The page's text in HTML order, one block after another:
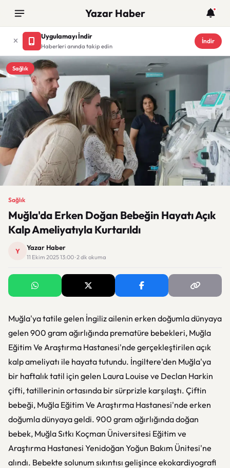
Yazar Haber
Uygulamayı İndir
Haberleri anında takip edin
İndir
Sağlık
Sağlık
Muğla'da Erken Doğan Bebeğin Hayatı Açık
Kalp Ameliyatıyla Kurtarıldı
Y Yazar Haber
11 Ekim 2025 13:00 · 2 dk okuma
Muğla'ya tatile gelen İngiliz ailenin erken doğumla dünyaya
gelen 900 gram ağırlığında prematüre bebekleri, Muğla
Eğitim Ve Araştırma Hastanesi'nde gerçekleştirilen açık
kalp ameliyatı ile hayata tutundu. İngiltere'den Muğla'ya
bir haftalık tatil için gelen Laura Louise ve Declan Harkin
çifti, tatillerinin ortasında bir sürprizle karşılaştı. Çiftin
bebeği, Muğla Eğitim Ve Araştırma Hastanesi'nde erken
doğumla dünyaya geldi. 900 gram ağırlığında doğan
bebek, Muğla Sıtkı Koçman Üniversitesi Eğitim ve
Araştırma Hastanesi Yenidoğan Yoğun Bakım Ünitesi'ne
alındı. Bebekte solunum sıkıntısı gelişince ekokardiyografi